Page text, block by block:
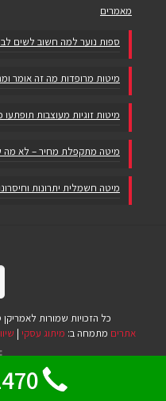
מאמרים
ספות נוער למה חשוב לשים
מיטות מרופדות מה זה אומר
מיטות זוגיות מעוצבות
מיטה מתקפלת מחיר – לא
מיטה חשמלית יתרונות
כל הזכויות שמורות
אתרים מתמחה ב: מיתוג עסקי |